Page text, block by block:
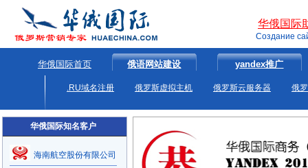
华俄国际
Создание
华俄国际首页 俄语网站建设 yandex推广
.RU域名注册 俄罗斯虚拟主机 俄罗斯云服务器 俄
华俄国际知名客户
海南航空股份有限公司